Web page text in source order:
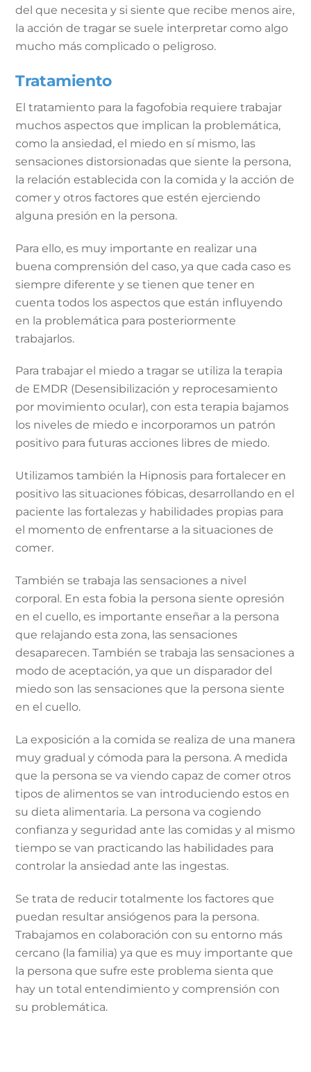
del que necesita y si siente que recibe menos aire,
la acción de tragar se suele interpretar como algo
mucho más complicado o peligroso.
Tratamiento
El tratamiento para la fagofobia requiere trabajar
muchos aspectos que implican la problemática,
como la ansiedad, el miedo en sí mismo, las
sensaciones distorsionadas que siente la persona,
la relación establecida con la comida y la acción de
comer y otros factores que estén ejerciendo
alguna presión en la persona.
Para ello, es muy importante en realizar una
buena comprensión del caso, ya que cada caso es
siempre diferente y se tienen que tener en
cuenta todos los aspectos que están influyendo
en la problemática para posteriormente
trabajarlos.
Para trabajar el miedo a tragar se utiliza la terapia
de EMDR (Desensibilización y reprocesamiento
por movimiento ocular), con esta terapia bajamos
los niveles de miedo e incorporamos un patrón
positivo para futuras acciones libres de miedo.
Utilizamos también la Hipnosis para fortalecer en
positivo las situaciones fóbicas, desarrollando en el
paciente las fortalezas y habilidades propias para
el momento de enfrentarse a la situaciones de
comer.
También se trabaja las sensaciones a nivel
corporal. En esta fobia la persona siente opresión
en el cuello, es importante enseñar a la persona
que relajando esta zona, las sensaciones
desaparecen. También se trabaja las sensaciones a
modo de aceptación, ya que un disparador del
miedo son las sensaciones que la persona siente
en el cuello.
La exposición a la comida se realiza de una manera
muy gradual y cómoda para la persona. A medida
que la persona se va viendo capaz de comer otros
tipos de alimentos se van introduciendo estos en
su dieta alimentaria. La persona va cogiendo
confianza y seguridad ante las comidas y al mismo
tiempo se van practicando las habilidades para
controlar la ansiedad ante las ingestas.
Se trata de reducir totalmente los factores que
puedan resultar ansiógenos para la persona.
Trabajamos en colaboración con su entorno más
cercano (la familia) ya que es muy importante que
la persona que sufre este problema sienta que
hay un total entendimiento y comprensión con
su problemática.